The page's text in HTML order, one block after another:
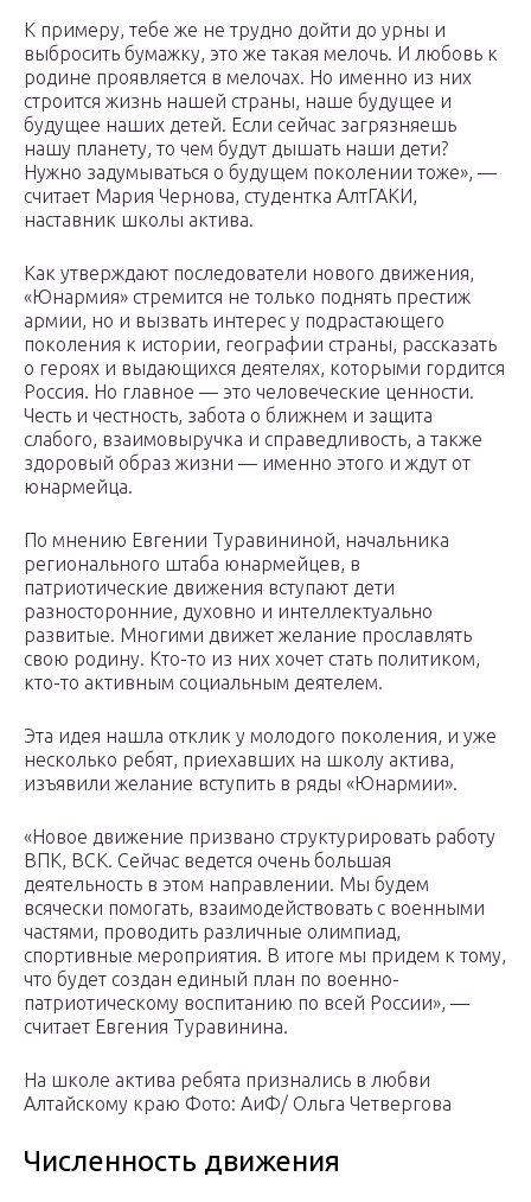
К примеру, тебе же не трудно дойти до урны и
выбросить бумажку, это же такая мелочь. И любовь к
родине проявляется в мелочах. Но именно из них
строится жизнь нашей страны, наше будущее и
будущее наших детей. Если сейчас загрязняешь
нашу планету, то чем будут дышать наши дети?
Нужно задумываться о будущем поколении тоже», —
считает Мария Чернова, студентка АлтГАКИ,
наставник школы актива.
Как утверждают последователи нового движения,
«Юнармия» стремится не только поднять престиж
армии, но и вызвать интерес у подрастающего
поколения к истории, географии страны, рассказать
о героях и выдающихся деятелях, которыми гордится
Россия. Но главное — это человеческие ценности.
Честь и честность, забота о ближнем и защита
слабого, взаимовыручка и справедливость, а также
здоровый образ жизни — именно этого и ждут от
юнармейца.
По мнению Евгении Туравининой, начальника
регионального штаба юнармейцев, в
патриотические движения вступают дети
разносторонние, духовно и интеллектуально
развитые. Многими движет желание прославлять
свою родину. Кто-то из них хочет стать политиком,
кто-то активным социальным деятелем.
Эта идея нашла отклик у молодого поколения, и уже
несколько ребят, приехавших на школу актива,
изъявили желание вступить в ряды «Юнармии».
«Новое движение призвано структурировать работу
ВПК, ВСК. Сейчас ведется очень большая
деятельность в этом направлении. Мы будем
всячески помогать, взаимодействовать с военными
частями, проводить различные олимпиад,
спортивные мероприятия. В итоге мы придем к тому,
что будет создан единый план по военно-
патриотическому воспитанию по всей России», —
считает Евгения Туравинина.
На школе актива ребята признались в любви
Алтайскому краю Фото: АиФ/ Ольга Четвергова
Численность движения